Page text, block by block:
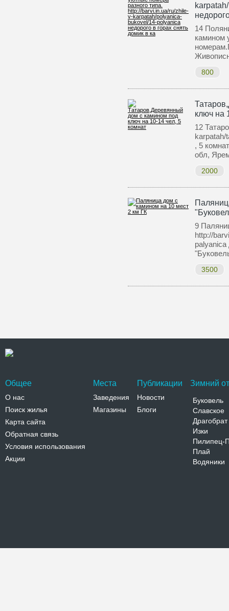
14
камином
800
ключ на
12
karpatah/
, 5
обл,
2000
9
http://
3500
Общее
О нас
Поиск жилья
Карта сайта
Обратная связь
Условия использования
Акции
Места
Заведения
Магазины
Публикации
Новости
Блоги
Зимний
Буковель
Славское
Драгобрат
Изки
Пилипец-
Плай
Водяники